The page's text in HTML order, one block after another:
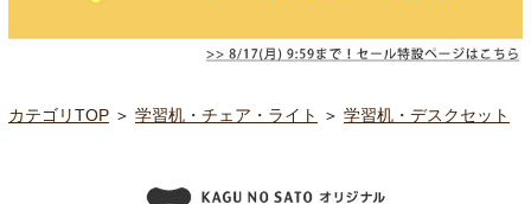
カテゴリTOP ＞ 学習机・チェア・ライト ＞ 学習机・デスクセット